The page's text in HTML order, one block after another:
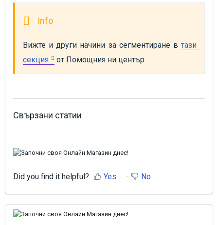
Вижте и други начини за сегментиране в тази
секция
от Помощния ни център.
Свързани статии
Did you find it helpful? Yes No